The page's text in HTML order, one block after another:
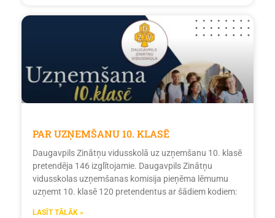
PAR UZŅEMŠANU 10. KLASĒ
Daugavpils Zinātņu vidusskolā uz uzņemšanu 10. klasē
pretendēja 146 izglītojamie. Daugavpils Zinātņu
vidusskolas uzņemšanas komisija pieņēma lēmumu
uzņemt 10. klasē 120 pretendentus ar šādiem kodiem:
LASĪT TĀLĀK »